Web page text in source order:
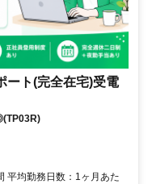
ート(完全在宅)受電
平均勤務日数：1ヶ月あた